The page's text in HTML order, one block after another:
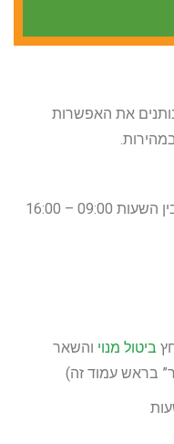
נותנים את האפשרות
ביטול מנוי והשאר
בראש עמוד זה)